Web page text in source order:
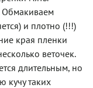
Обмакиваем
и плотно (!!!)
края пленки
веточек.
длительным, но
кучу таких